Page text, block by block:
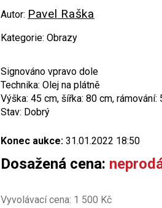
Autor: Pavel Raška
Kategorie: Obrazy
Signováno vpravo dole
Technika: Olej na plátně
Výška: 45 cm, šířka: 80 cm, rámování:
Stav: Dobrý
Konec aukce: 31.01.2022 18:50
Dosažená cena:
Vyvolávací cena: 1 500 Kč